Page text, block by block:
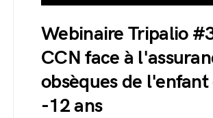
Webinaire Tripalio
CCN face à
obsèques de l'enfant
-12 ans